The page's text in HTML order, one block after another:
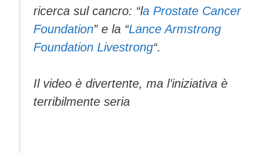
ricerca sul cancro: “la Prostate Cancer
Foundation” e la “Lance Armstrong
Foundation Livestrong“.
Il video è divertente, ma l’iniziativa è
terribilmente seria